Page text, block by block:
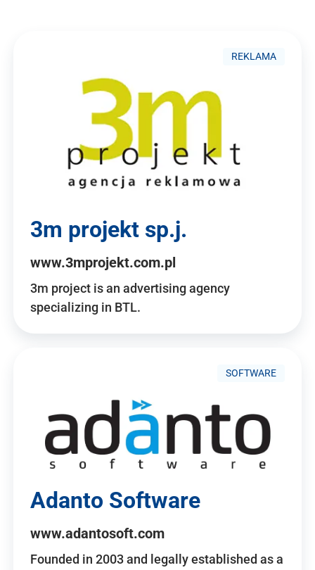
REKLAMA
3m projekt sp.j.
www.3mprojekt.com.pl
3m project is an advertising agency
specializing in BTL.
SOFTWARE
Adanto Software
www.adantosoft.com
Founded in 2003 and legally established as a